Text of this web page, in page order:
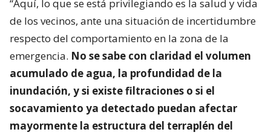
“Aquí, lo que se está privilegiando es la salud y vida
de los vecinos, ante una situación de incertidumbre
respecto del comportamiento en la zona de la
emergencia. No se sabe con claridad el volumen
acumulado de agua, la profundidad de la
inundación, y si existe filtraciones o si el
socavamiento ya detectado puedan afectar
mayormente la estructura del terraplén del